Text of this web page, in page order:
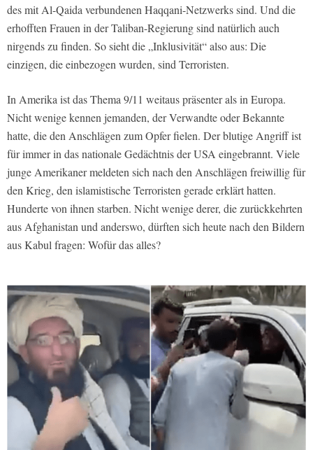
des mit Al-Qaida verbundenen Haqqani-Netzwerks sind. Und die
erhofften Frauen in der Taliban-Regierung sind natürlich auch
nirgends zu finden. So sieht die „Inklusivität“ also aus: Die
einzigen, die einbezogen wurden, sind Terroristen.
In Amerika ist das Thema 9/11 weitaus präsenter als in Europa.
Nicht wenige kennen jemanden, der Verwandte oder Bekannte
hatte, die den Anschlägen zum Opfer fielen. Der blutige Angriff ist
für immer in das nationale Gedächtnis der USA eingebrannt. Viele
junge Amerikaner meldeten sich nach den Anschlägen freiwillig für
den Krieg, den islamistische Terroristen gerade erklärt hatten.
Hunderte von ihnen starben. Nicht wenige derer, die zurückkehrten
aus Afghanistan und anderswo, dürften sich heute nach den Bildern
aus Kabul fragen: Wofür das alles?